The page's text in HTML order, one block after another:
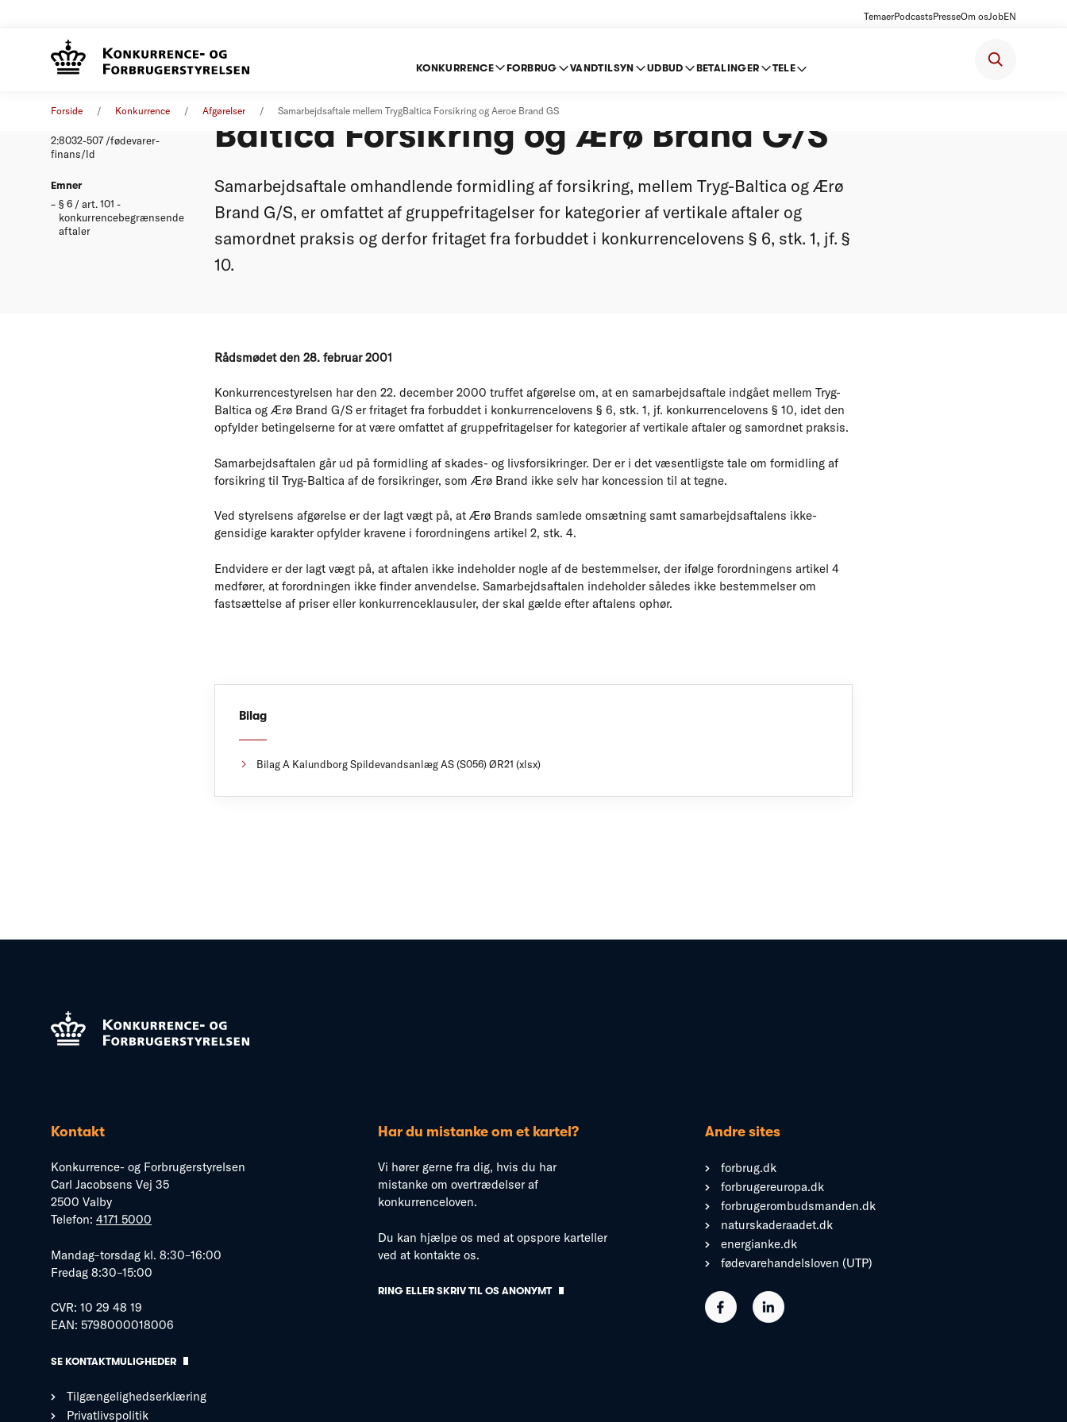
TemaerPodcastsPresseOm osJobEN
KONKURRENCE FORBRUG VANDTILSYN UDBUD BETALINGER TELE
Forside Konkurrence Afgørelser Samarbejdsaftale mellem TrygBaltica Forsikring og Aeroe Brand GS
2:8032-507 /fødevarer-
finans/ld
Emner
§ 6 / art. 101 -
konkurrencebegrænsende
aftaler
Baltica Forsikring og Ærø Brand G/S
Samarbejdsaftale omhandlende formidling af forsikring, mellem Tryg-Baltica og Ærø
Brand G/S, er omfattet af gruppefritagelser for kategorier af vertikale aftaler og
samordnet praksis og derfor fritaget fra forbuddet i konkurrencelovens § 6, stk. 1, jf. §
10.
Rådsmødet den 28. februar 2001
Konkurrencestyrelsen har den 22. december 2000 truffet afgørelse om, at en samarbejdsaftale indgået mellem Tryg-
Baltica og Ærø Brand G/S er fritaget fra forbuddet i konkurrencelovens § 6, stk. 1, jf. konkurrencelovens § 10, idet den
opfylder betingelserne for at være omfattet af gruppefritagelser for kategorier af vertikale aftaler og samordnet praksis.
Samarbejdsaftalen går ud på formidling af skades- og livsforsikringer. Der er i det væsentligste tale om formidling af
forsikring til Tryg-Baltica af de forsikringer, som Ærø Brand ikke selv har koncession til at tegne.
Ved styrelsens afgørelse er der lagt vægt på, at Ærø Brands samlede omsætning samt samarbejdsaftalens ikke-
gensidige karakter opfylder kravene i forordningens artikel 2, stk. 4.
Endvidere er der lagt vægt på, at aftalen ikke indeholder nogle af de bestemmelser, der ifølge forordningens artikel 4
medfører, at forordningen ikke finder anvendelse. Samarbejdsaftalen indeholder således ikke bestemmelser om
fastsættelse af priser eller konkurrenceklausuler, der skal gælde efter aftalens ophør.
Bilag
Bilag A Kalundborg Spildevandsanlæg AS (S056) ØR21 (xlsx)
Kontakt
Konkurrence- og Forbrugerstyrelsen
Carl Jacobsens Vej 35
2500 Valby
Telefon: 4171 5000
Mandag–torsdag kl. 8:30–16:00
Fredag 8:30–15:00
CVR: 10 29 48 19
EAN: 5798000018006
SE KONTAKTMULIGHEDER
Tilgængelighedserklæring
Privatlivspolitik
Har du mistanke om et kartel?
Vi hører gerne fra dig, hvis du har
mistanke om overtrædelser af
konkurrenceloven.
Du kan hjælpe os med at opspore karteller
ved at kontakte os.
RING ELLER SKRIV TIL OS ANONYMT
Andre sites
forbrug.dk
forbrugereuropa.dk
forbrugerombudsmanden.dk
naturskaderaadet.dk
energianke.dk
fødevarehandelsloven (UTP)